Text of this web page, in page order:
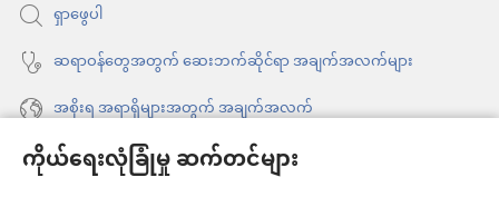
ကိုယ်ရေးလုံခြုံမှု ဆက်တင်များ
တယ်)ရှာဖွေပါ
ဆရာဝန်တွေအတွက် ဆေးဘက်ဆိုင်ရာ အချက်အလက်များ
အစိုးရ အရာရှိများအတွက် အချက်အလက်
အကူအညီ